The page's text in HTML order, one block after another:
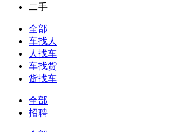
二手
全部
车找人
人找车
车找货
货找车
全部
招聘